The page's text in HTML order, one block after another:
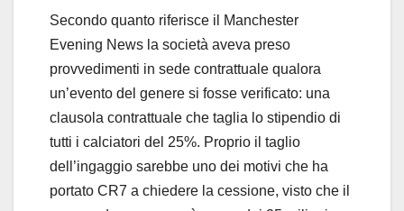
Secondo quanto riferisce il Manchester
Evening News la società aveva preso
provvedimenti in sede contrattuale qualora
un’evento del genere si fosse verificato: una
clausola contrattuale che taglia lo stipendio di
tutti i calciatori del 25%. Proprio il taglio
dell’ingaggio sarebbe uno dei motivi che ha
portato CR7 a chiedere la cessione, visto che il